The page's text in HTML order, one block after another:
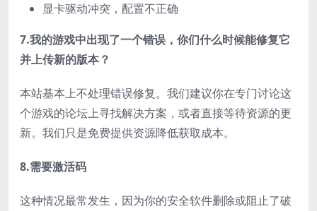
显卡驱动冲突，配置不正确
7.我的游戏中出现了一个错误，你们什么时候能修复它
并上传新的版本？
本站基本上不处理错误修复。我们建议你在专门讨论这
个游戏的论坛上寻找解决方案，或者直接等待资源的更
新。我们只是免费提供资源降低获取成本。
8.需要激活码
这种情况最常发生，因为你的安全软件删除或阻止了破